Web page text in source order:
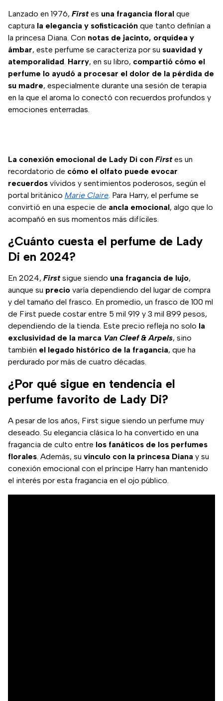
Lanzado en 1976, Firstes una fragancia floral que
captura la elegancia y sofisticación que tanto definían a
la princesa Diana. Con notas de jacinto, orquídea y
ámbar, este perfume se caracteriza por su suavidad y
atemporalidad. Harry, en su libro, compartió cómo el
perfume lo ayudó a procesar el dolor de la pérdida de
su madre, especialmente durante una sesión de terapia
en la que el aroma lo conectó con recuerdos profundos y
emociones enterradas.
La conexión emocional de Lady Di con Firstes un
recordatorio de cómo el olfato puede evocar
recuerdos vívidos y sentimientos poderosos, según el
portal británico Marie Claire. Para Harry, el perfume se
convirtió en una especie de ancla emocional, algo que lo
acompañó en sus momentos más difíciles.
¿Cuánto cuesta el perfume de Lady
Di en 2024?
En 2024, Firstsigue siendo una fragancia de lujo,
aunque su precio varía dependiendo del lugar de compra
y del tamaño del frasco. En promedio, un frasco de 100 ml
de First puede costar entre 5 mil 919 y 3 mil 899 pesos,
dependiendo de la tienda. Este precio refleja no solo la
exclusividad de la marca Van Cleef & Arpels, sino
también el legado histórico de la fragancia, que ha
perdurado por más de cuatro décadas.
¿Por qué sigue en tendencia el
perfume favorito de Lady Di?
A pesar de los años, First sigue siendo un perfume muy
deseado. Su elegancia clásica lo ha convertido en una
fragancia de culto entre los fanáticos de los perfumes
florales. Además, su vínculo con la princesa Diana y su
conexión emocional con el príncipe Harry han mantenido
el interés por esta fragancia en el ojo público.